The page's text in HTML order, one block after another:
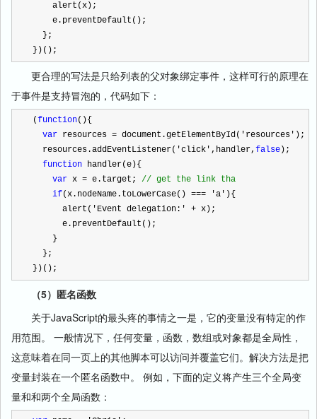
    alert(x);
    e.preventDefault();
  };
})();
更合理的写法是只给列表的父对象绑定事件，这样可行的原理在
于事件是支持冒泡的，代码如下：
(function(){
var resources = document.getElementById( ' resources ' );
  resources.addEventListener(
'click ' ,handler, false );
function handler(e){
var x = e.target; // get the link tha
if(x.nodeName.toLowerCase() === 'a ' ){
      alert(
' Event delegation: ' + x);
      e.preventDefault();
    }
  };
})();
（5）匿名函数
关于JavaScript的最头疼的事情之一是，它的变量没有特定的作
用范围。
一般情况下， 任何变量，函数，数组或对象都是全局性，
这意味着在同一页上的其他脚本可以访问并覆盖它们。解决方法是把
变量封装在一个匿名函数中。
例如，下面的定义将产生三个全局变
量和和两个全局函数：